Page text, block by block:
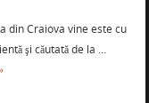
din Craiova vine este cu
şi căutată de la …